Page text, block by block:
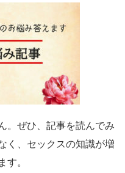
。ぜひ、記事を読んでみ
く、セックスの知識が増
す。